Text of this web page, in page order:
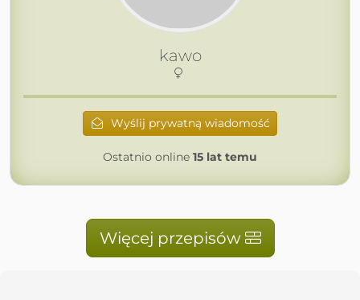
kawo
Wyślij prywatną wiadomość
Ostatnio online 15 lat temu
Więcej przepisów